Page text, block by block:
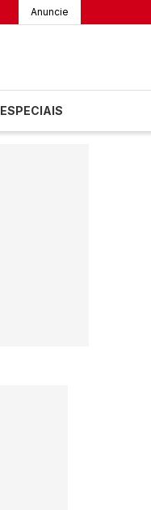
Anuncie
ESPECIAIS